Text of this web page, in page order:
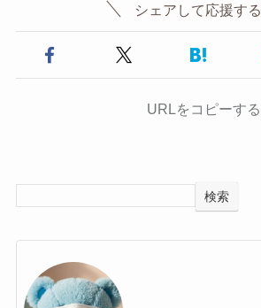
シェアして応援する
URLをコピーする
検索